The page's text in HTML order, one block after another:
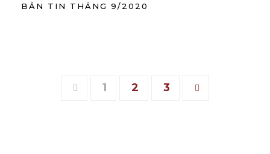
BẢN TIN THÁNG 9/2020
1 2 3